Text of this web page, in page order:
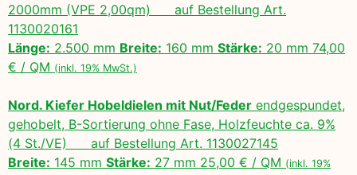
2000mm (VPE 2,00qm) auf Bestellung Art.
1130020161
Länge: 2.500 mm Breite: 160 mm Stärke: 20 mm 74,00
€ / QM (inkl. 19% MwSt.)
Nord. Kiefer Hobeldielen mit Nut/Feder endgespundet,
gehobelt, B-Sortierung ohne Fase, Holzfeuchte ca. 9%
(4 St./VE) auf Bestellung Art. 1130027145
Breite: 145 mm Stärke: 27 mm 25,00 € / QM (inkl. 19%